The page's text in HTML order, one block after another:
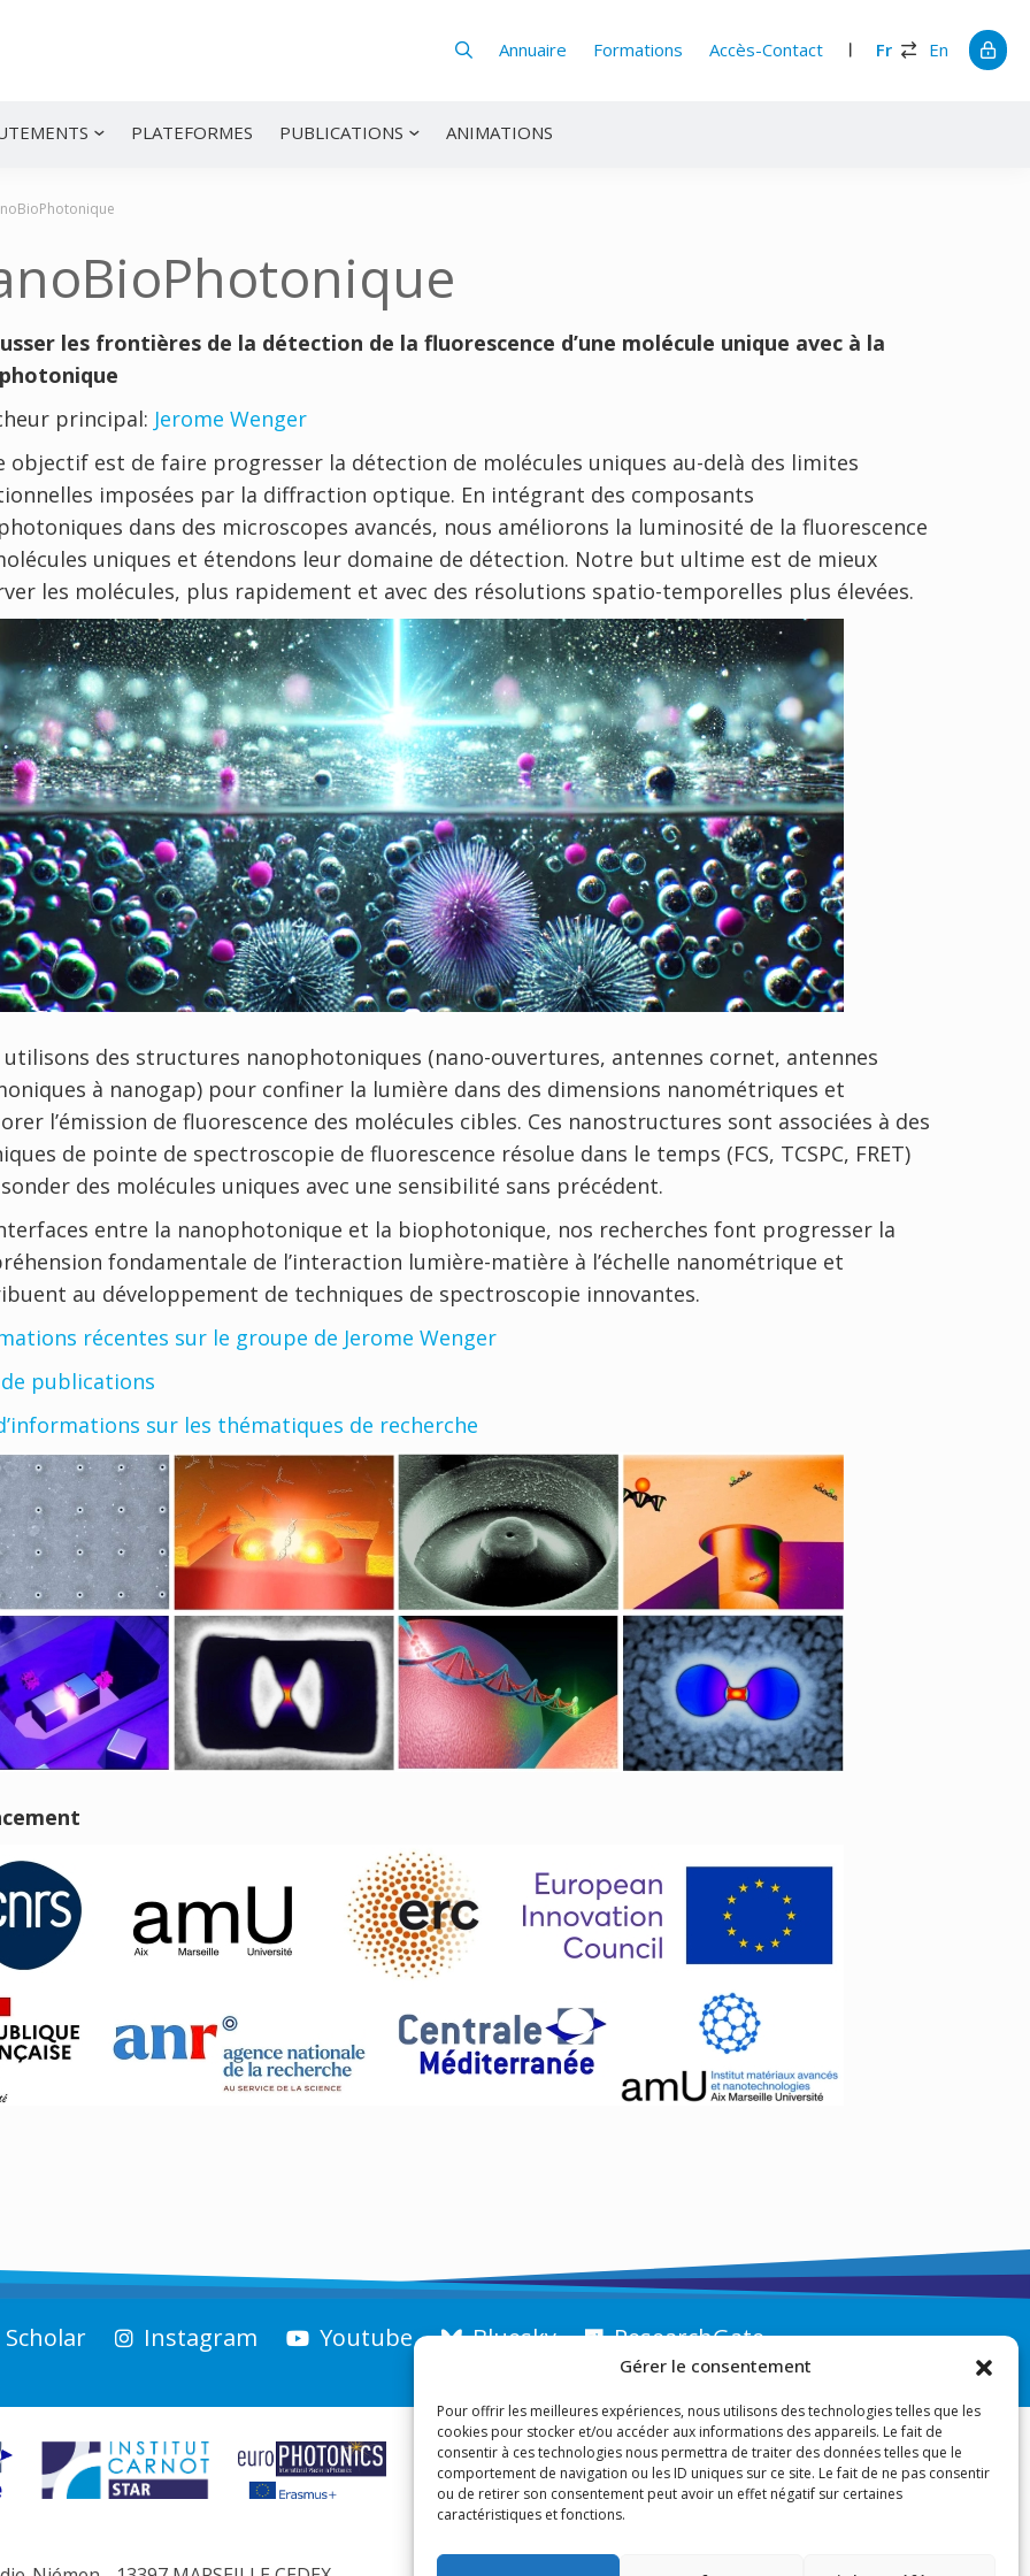
Gérer le consentement
Pour offrir les meilleures expériences, nous utilisons des technologies telles que les
cookies pour stocker et/ou accéder aux informations des appareils. Le fait de
consentir à ces technologies nous permettra de traiter des données telles que le
comportement de navigation ou les ID uniques sur ce site. Le fait de ne pas consentir
ou de retirer son consentement peut avoir un effet négatif sur certaines
caractéristiques et fonctions.
Annuaire Formations Accès-Contact Fr En
PLATEFORMES PUBLICATIONS ANIMATIONS
les frontières de la détection de la fluorescence d’une molécule unique avec à la
principal: Jerome Wenger
objectif est de faire progresser la détection de molécules uniques au-delà des limites
imposées par la diffraction optique. En intégrant des composants
dans des microscopes avancés, nous améliorons la luminosité de la fluorescence
uniques et étendons leur domaine de détection. Notre but ultime est de mieux
les molécules, plus rapidement et avec des résolutions spatio-temporelles plus élevées.
utilisons des structures nanophotoniques (nano-ouvertures, antennes cornet, antennes
à nanogap) pour confiner la lumière dans des dimensions nanométriques et
l’émission de fluorescence des molécules cibles. Ces nanostructures sont associées à des
de pointe de spectroscopie de fluorescence résolue dans le temps (FCS, TCSPC, FRET)
des molécules uniques avec une sensibilité sans précédent.
entre la nanophotonique et la biophotonique, nos recherches font progresser la
fondamentale de l’interaction lumière-matière à l’échelle nanométrique et
au développement de techniques de spectroscopie innovantes.
récentes sur le groupe de Jerome Wenger
publications
sur les thématiques de recherche
Instagram Youtube Bluesky ResearchGate